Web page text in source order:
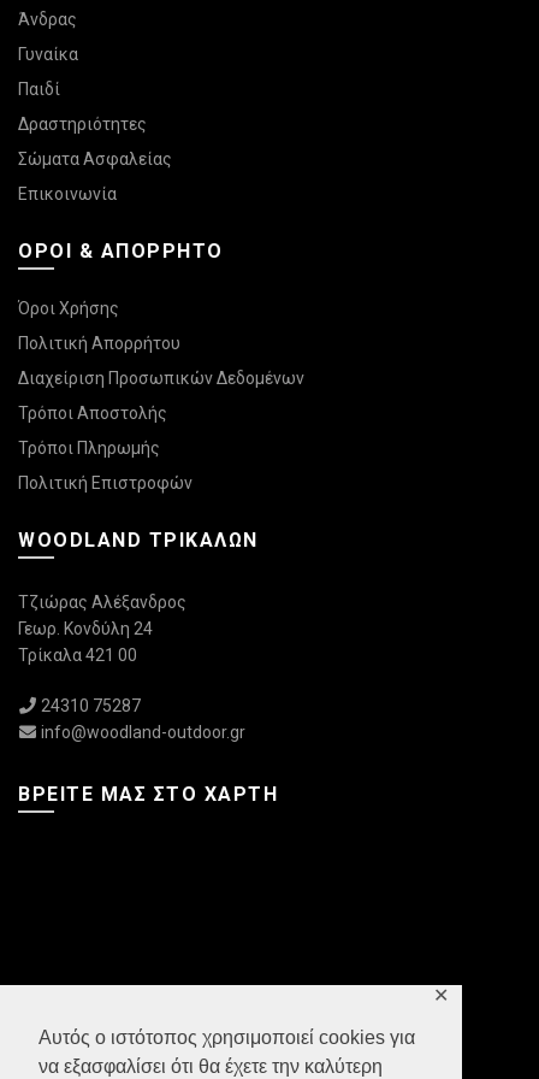
Αυτός ο ιστότοπος χρησιμοποιεί cookies για
να εξασφαλίσει ότι θα έχετε την καλύτερη
✕
Άνδρας
Γυναίκα
Παιδί
Δραστηριότητες
Σώματα Ασφαλείας
Επικοινωνία
ΌΡΟΙ & ΑΠΌΡΡΗΤΟ
Όροι Χρήσης
Πολιτική Απορρήτου
Διαχείριση Προσωπικών Δεδομένων
Τρόποι Αποστολής
Τρόποι Πληρωμής
Πολιτική Επιστροφών
WOODLAND ΤΡΙΚΆΛΩΝ
Τζιώρας Αλέξανδρος
Γεωρ. Κονδύλη 24
Τρίκαλα 421 00
24310 75287
info@woodland-outdoor.gr
ΒΡΕΊΤΕ ΜΑΣ ΣΤΟ ΧΆΡΤΗ